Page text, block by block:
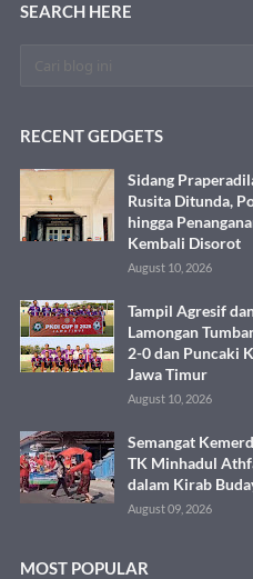
SEARCH HERE
RECENT GEDGETS
Sidang
Rusita Ditunda,
hingga
Kembali Disorot
August 10, 2026
Tampil Agresif
Lamongan
2-0 dan Puncaki
Jawa Timur
August 10, 2026
Semangat
TK Minhadul
dalam Kirab
August 09, 2026
MOST POPULAR